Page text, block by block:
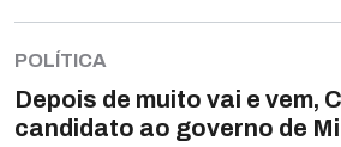
POLÍTICA
Depois de muito vai e vem,
candidato ao governo de